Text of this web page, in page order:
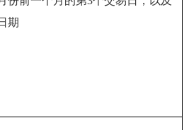
期